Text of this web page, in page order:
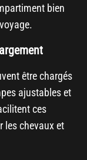
bien
être chargés
ajustables et
ces
les chevaux et